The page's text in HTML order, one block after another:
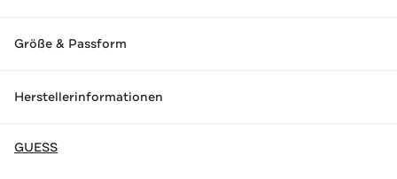
Größe & Passform
Herstellerinformationen
GUESS